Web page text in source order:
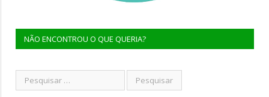
NÃO ENCONTROU O QUE QUERIA?